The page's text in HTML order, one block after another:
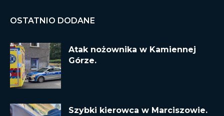
OSTATNIO DODANE
Atak nożownika w Kamiennej
Górze.
Szybki kierowca w Marciszowie.